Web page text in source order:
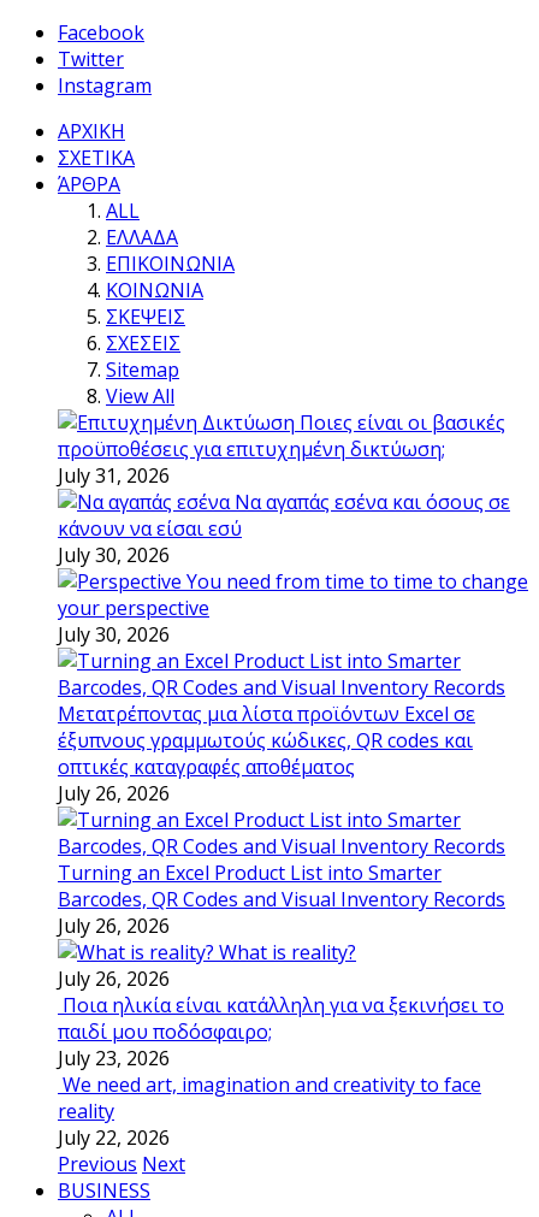
Facebook
Twitter
Instagram
ΑΡΧΙΚΗ
ΣΧΕΤΙΚΑ
ΆΡΘΡΑ
ALL
ΕΛΛΑΔΑ
ΕΠΙΚΟΙΝΩΝΙΑ
ΚΟΙΝΩΝΙΑ
ΣΚΕΨΕΙΣ
ΣΧΕΣΕΙΣ
Sitemap
View All
Ποιες είναι οι βασικές
προϋποθέσεις για επιτυχημένη δικτύωση;
July 31, 2026
Να αγαπάς εσένα και όσους σε
κάνουν να είσαι εσύ
July 30, 2026
You need from time to time to change
your perspective
July 30, 2026
Μετατρέποντας μια λίστα προϊόντων Excel σε
έξυπνους γραμμωτούς κώδικες, QR codes και
οπτικές καταγραφές αποθέματος
July 26, 2026
Turning an Excel Product List into Smarter
Barcodes, QR Codes and Visual Inventory Records
July 26, 2026
What is reality?
July 26, 2026
Ποια ηλικία είναι κατάλληλη για να ξεκινήσει το
παιδί μου ποδόσφαιρο;
July 23, 2026
We need art, imagination and creativity to face
reality
July 22, 2026
Previous Next
BUSINESS